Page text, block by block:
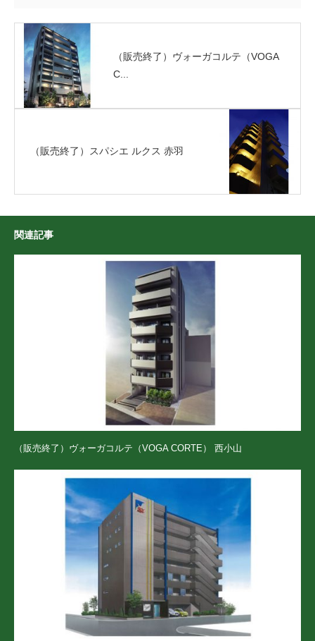
（販売終了）ヴォーガコルテ（VOGA
C...
（販売終了）スパシエ ルクス 赤羽
関連記事
（販売終了）ヴォーガコルテ（VOGA CORTE） 西小山